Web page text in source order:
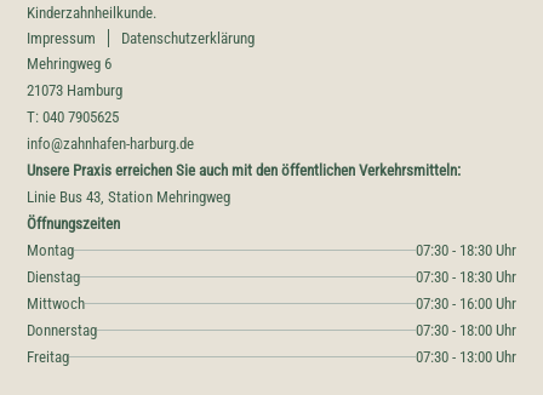
Kinderzahnheilkunde.
Impressum
Datenschutzerklärung
Mehringweg 6
21073 Hamburg
T: 040 7905625
info@zahnhafen-harburg.de
Unsere Praxis erreichen Sie auch mit den öffentlichen Verkehrsmitteln:
Linie Bus 43, Station Mehringweg
Öffnungszeiten
Montag
07:30 - 18:30 Uhr
Dienstag
07:30 - 18:30 Uhr
Mittwoch
07:30 - 16:00 Uhr
Donnerstag
07:30 - 18:00 Uhr
Freitag
07:30 - 13:00 Uhr